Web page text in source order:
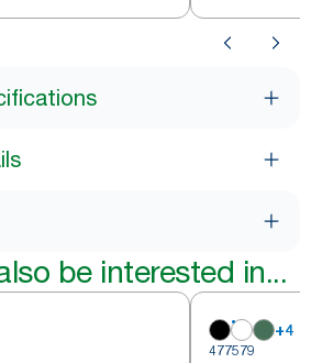
be interested in...
+4
477579